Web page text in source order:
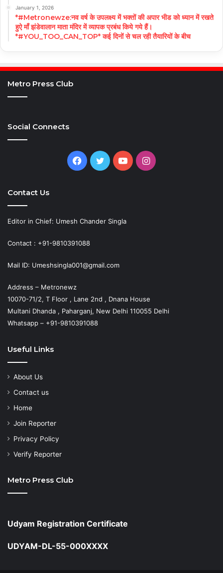
January 1, 2026
*#Metronewze:नव वर्ष के उपलक्ष्य में भक्तों की अपार भीड को ध्यान में रखते
हुऐ माँ झंडेवालान माता मंदिर में व्यापक प्रबंध किये गये हैं।
*#YOU_TOO_CAN_TOP* कई दिनों से चल रही तैयारियों के बीच
Metro Press Club
Social Connects
Facebook
TwitterYouTubeInstagram
Contact Us
Editor in Chief: Umesh Chander Singla
Contact : +91-9810391088
Mail ID: Umeshsingla001@gmail.com
Address – Metronewz
10070-71/2, T Floor , Lane 2nd , Dnana House
Multani Dhanda , Paharganj, New Delhi 110055 Delhi
Whatsapp – +91-9810391088
Useful Links
About Us
Contact us
Home
Join Reporter
Privacy Policy
Verify Reporter
Metro Press Club
Udyam Registration Certificate
UDYAM-DL-55-000XXXX